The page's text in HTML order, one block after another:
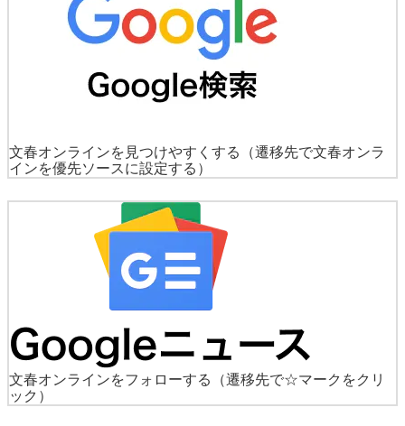
文春オンラインを見つけやすくする
（遷移先で文春オンラ
インを優先ソースに設定する）
文春オンラインをフォローする
（遷移先で☆マークをクリ
ック）